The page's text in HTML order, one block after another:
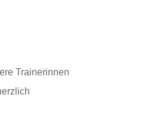
Trainerinnen